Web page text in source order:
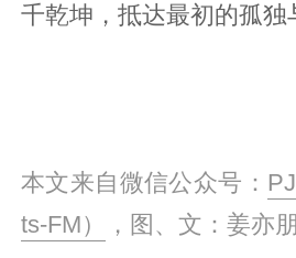
千乾坤，抵达最初的孤独
本文来自微信公众号：
ts-FM）
，图、文：姜亦朋